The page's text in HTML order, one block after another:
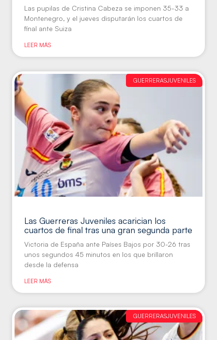
Las pupilas de Cristina Cabeza se imponen 35-33 a
Montenegro, y el jueves disputarán los cuartos de
final ante Suiza
LEER MÁS
GUERRERASJUVENILES
Las Guerreras Juveniles acarician los
cuartos de final tras una gran segunda parte
Victoria de España ante Países Bajos por 30-26 tras
unos segundos 45 minutos en los que brillaron
desde la defensa
LEER MÁS
GUERRERASJUVENILES